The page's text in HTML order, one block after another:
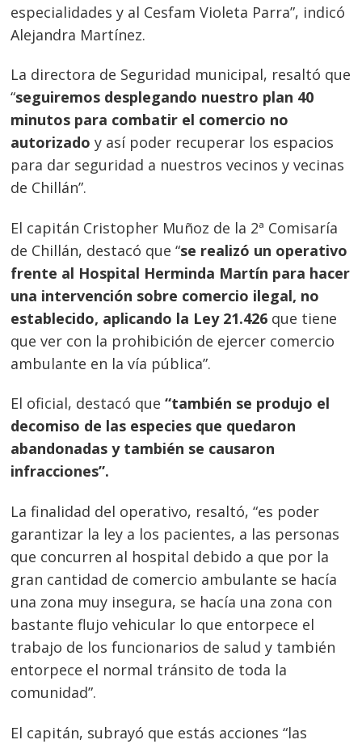
especialidades y al Cesfam Violeta Parra”, indicó
Alejandra Martínez.
La directora de Seguridad municipal, resaltó que
“seguiremos desplegando nuestro plan 40
minutos para combatir el comercio no
autorizado y así poder recuperar los espacios
para dar seguridad a nuestros vecinos y vecinas
de Chillán”.
El capitán Cristopher Muñoz de la 2ª Comisaría
de Chillán, destacó que “se realizó un operativo
frente al Hospital Herminda Martín para hacer
una intervención sobre comercio ilegal, no
establecido, aplicando la Ley 21.426 que tiene
que ver con la prohibición de ejercer comercio
ambulante en la vía pública”.
El oficial, destacó que“también se produjo el
decomiso de las especies que quedaron
abandonadas y también se causaron
infracciones”.
La finalidad del operativo, resaltó, “es poder
garantizar la ley a los pacientes, a las personas
que concurren al hospital debido a que por la
gran cantidad de comercio ambulante se hacía
una zona muy insegura, se hacía una zona con
bastante flujo vehicular lo que entorpece el
trabajo de los funcionarios de salud y también
entorpece el normal tránsito de toda la
comunidad”.
El capitán, subrayó que estás acciones “las
Navegación
de
entradas